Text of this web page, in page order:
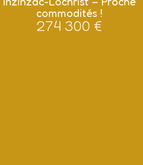
commodités !
274 300 €